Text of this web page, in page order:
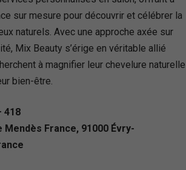
sur mesure pour découvrir et célébrer la
naturels. Avec une approche axée sur
Mix Beauty s’érige en véritable allié
à magnifier leur chevelure naturelle
bien-être.
418
France, 91000 Évry-